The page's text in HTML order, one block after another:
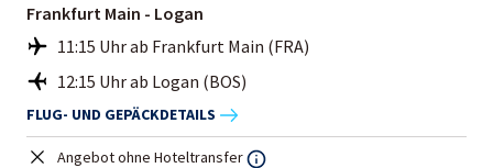
Frankfurt Main - Logan
11:15 Uhr ab Frankfurt Main (FRA)
12:15 Uhr ab Logan (BOS)
FLUG- UND GEPÄCKDETAILS
Angebot ohne Hoteltransfer